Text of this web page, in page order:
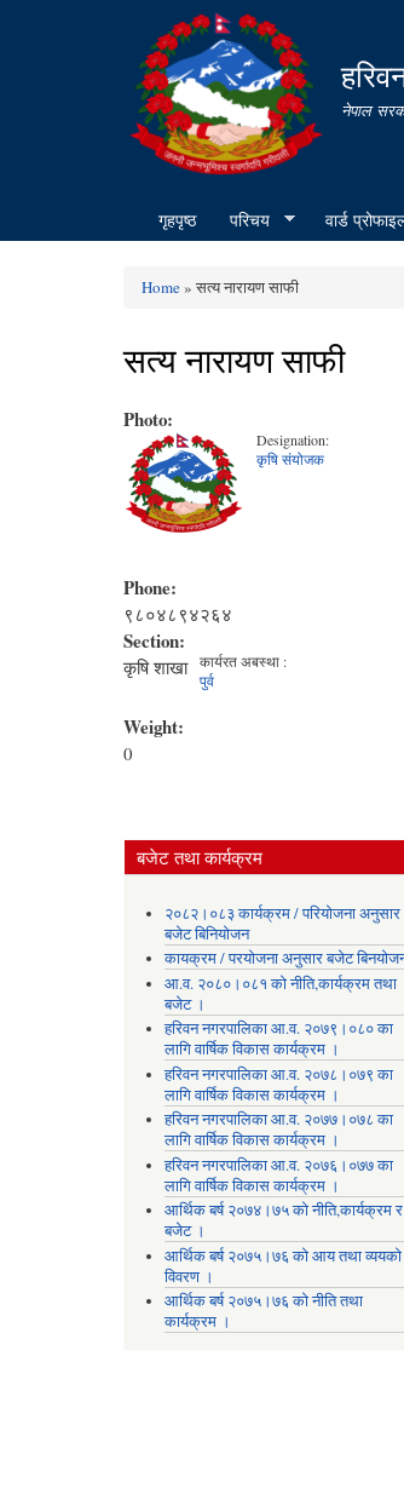
नेपाल
गृहपृष्ठ परिचय वार्ड
Home» सत्य नारायण साफी
सत्य नारायण साफी
Photo:
Designation:
कृषि संयोजक
Phone:
९८०४८९४२६४
Section:
कृषि शाखा
कार्यरत अबस्था :
पुर्व
Weight:
0
बजेट तथा कार्यक्रम
२०८२।०८३ कार्यक्रम / परियोजना अनुसार
बजेट बिनियोजन
कायक्रम / परयोजना अनुसार बजेट
आ.व. २०८०।०८१ को नीति,कार्यक्रम तथा
बजेट ।
हरिवन नगरपालिका आ‍.व. २०७९।०८० का
लागि वार्षिक विकास कार्यक्रम ।
हरिवन नगरपालिका आ‍.व. २०७८।०७९ का
लागि वार्षिक विकास कार्यक्रम ।
हरिवन नगरपालिका आ‍.व. २०७७।०७८ का
लागि वार्षिक विकास कार्यक्रम ।
हरिवन नगरपालिका आ‍.व. २०७६।०७७ का
लागि वार्षिक विकास कार्यक्रम ।
आर्थिक बर्ष २०७४।७५ को नीति,कार्यक्रम र
बजेट ।
आर्थिक बर्ष २०७५।७६ को आय तथा व्ययकाे
विवरण ।
आर्थिक बर्ष २०७५।७६ को नीति तथा
कार्यक्रम ।